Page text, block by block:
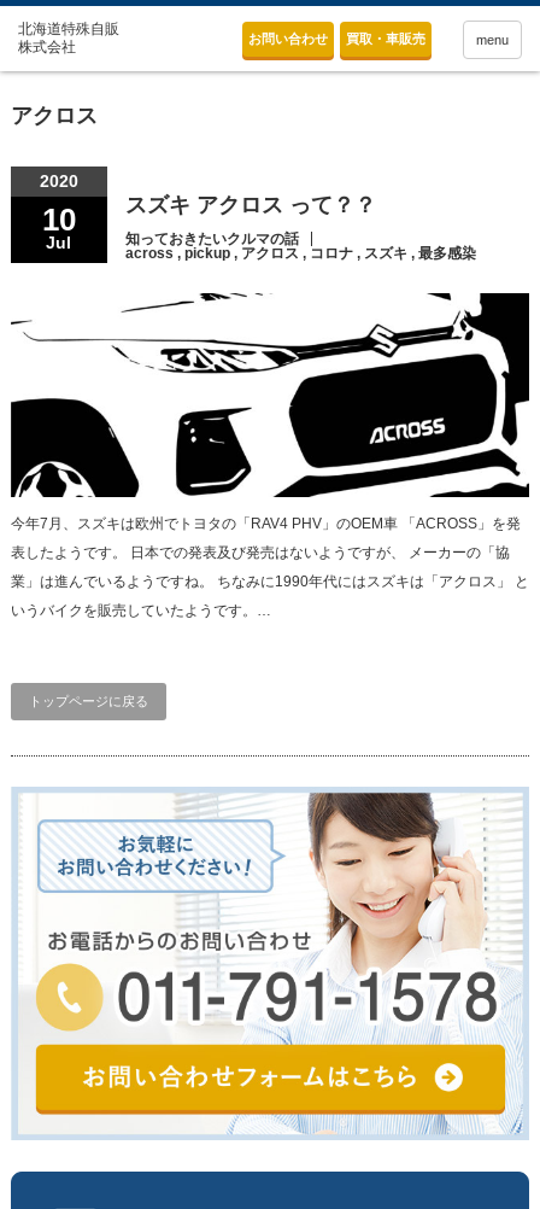
お問い合わせ 買取・車販売 menu
アクロス
2020
10
Jul
スズキ アクロス って？？
知っておきたいクルマの話
across , pickup, アクロス , コロナ, スズキ , 最多感染
今年7月、スズキは欧州でトヨタの「RAV4 PHV」のOEM車 「ACROSS」を発
表したようです。 日本での発表及び発売はないようですが、 メーカーの「協
業」は進んでいるようですね。 ちなみに1990年代にはスズキは「アクロス」 と
いうバイクを販売していたようです。…
トップページに戻る